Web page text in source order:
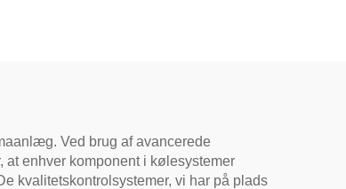
Ved brug af avancerede
at enhver komponent i kølesystemer
kvalitetskontrolsystemer, vi har på plads